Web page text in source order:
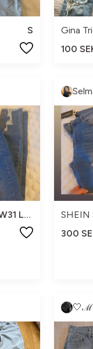
S
Gina
100
W31 L32
300